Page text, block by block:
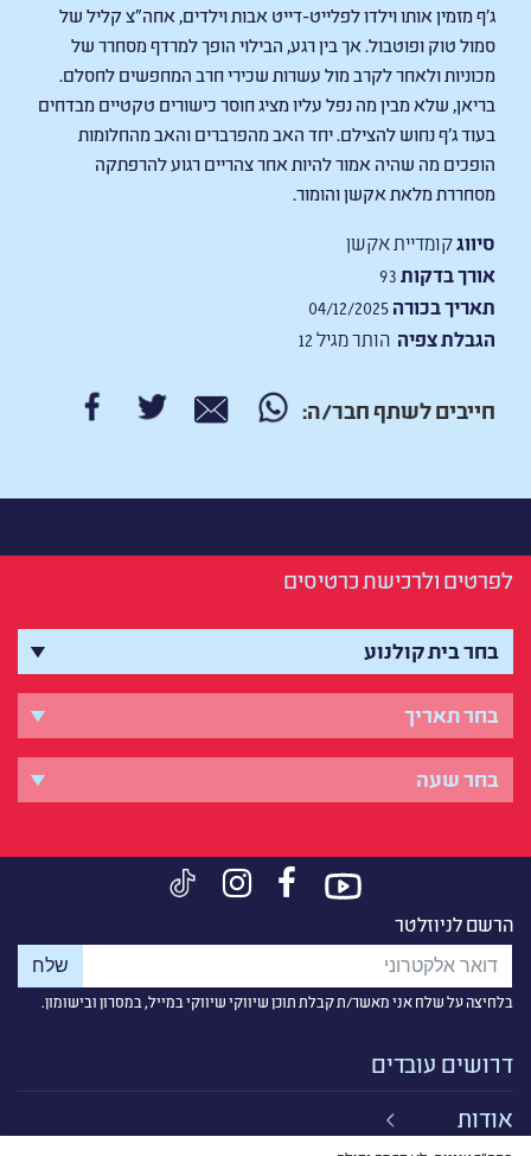
ג'ף מזמין אותו וילדו לפלייט-דייט אבות וילדים, אחה"צ קליל של
סמול טוק ופוטבול. אך בין רגע, הבילוי הופך למרדף מסחרר של
מכוניות ולאחר לקרב מול עשרות שכירי חרב המחפשים לחסלם.
בריאן, שלא מבין מה נפל עליו מציג חוסר כישורים טקטיים מבדחים
בעוד ג'ף נחוש להצילם. יחד האב מהפרברים והאב מהחלומות
הופכים מה שהיה אמור להיות אחר צהריים רגוע להרפתקה
מסחררת מלאת אקשן והומור.
סיווגקומדיית אקשן
אורך בדקות
תאריך בכורה
הגבלת צפיה הותר מגיל 12
חייבים לשתף חבר/ה:
לפרטים ולרכישת כרטיסים
הרשם לניוזלטר
בלחיצה על שלח אני מאשר/ת קבלת תוכן שיווקי שיווקי במייל, במסרון ובישומון.
דרושים עובדים
אודות